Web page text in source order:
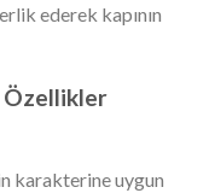
ederek kapının
Özellikler
karakterine uygun